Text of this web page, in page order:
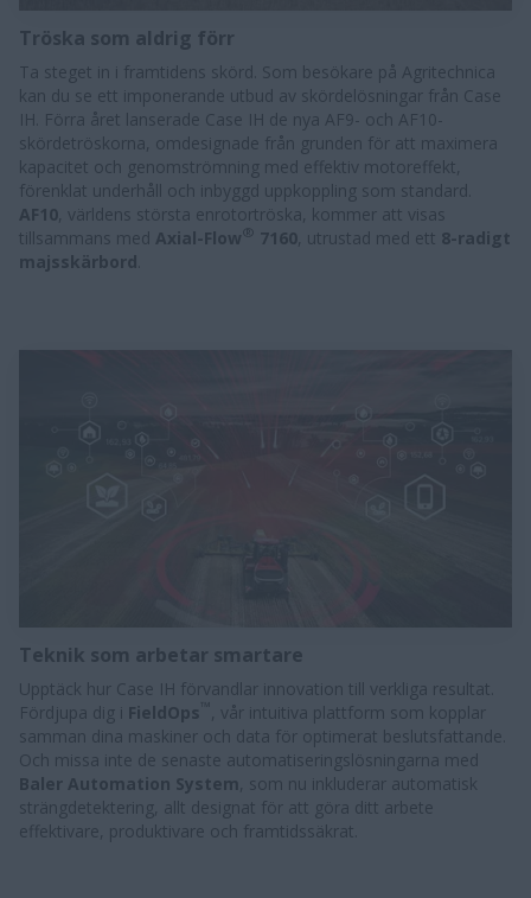
Tröska som aldrig förr
Ta steget in i framtidens skörd. Som besökare på Agritechnica
kan du se ett imponerande utbud av skördelösningar från Case
IH. Förra året lanserade Case IH de nya AF9- och AF10-
skördetröskorna, omdesignade från grunden för att maximera
kapacitet och genomströmning med effektiv motoreffekt,
förenklat underhåll och inbyggd uppkoppling som standard.
AF10, världens största enrotortröska, kommer att visas
tillsammans med Axial-Flow ® 7160, utrustad med ett 8-radigt
majsskärbord
Teknik som arbetar smartare
Upptäck hur Case IH förvandlar innovation till verkliga resultat.
Fördjupa dig i FieldOps , vår intuitiva plattform som kopplar
samman dina maskiner och data för optimerat beslutsfattande.
Och missa inte de senaste automatiseringslösningarna med
Baler Automation System, som nu inkluderar automatisk
strängdetektering, allt designat för att göra ditt arbete
effektivare, produktivare och framtidssäkrat.